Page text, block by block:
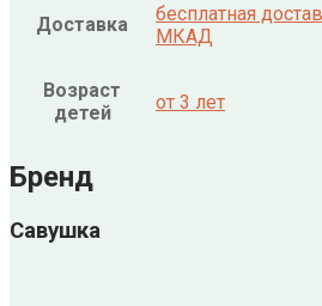
Доставка
бесплатная
МКАД
Возраст
детей
от 3 лет
Бренд
Савушка